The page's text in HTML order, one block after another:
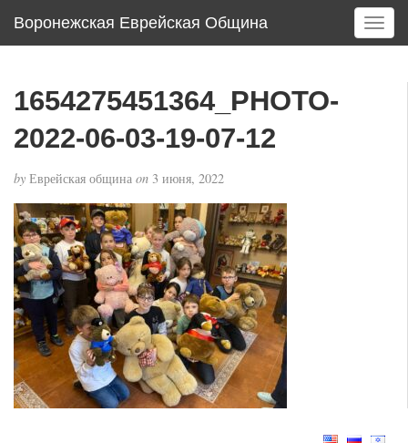
Воронежская Еврейская Община
T
o
1654275451364_PHOTO-
2022-06-03-19-07-12
by Еврейская община on 3 июня, 2022